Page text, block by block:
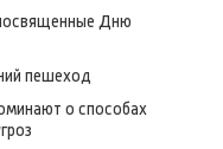
Дню
пешеход
о способах